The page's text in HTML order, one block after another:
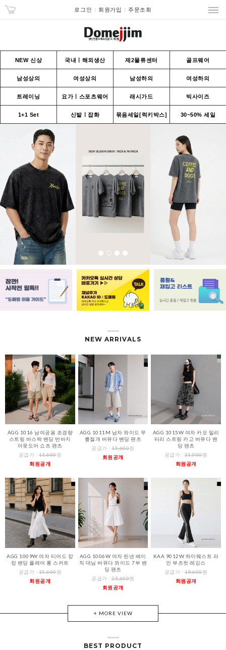
로그인 회원가입 주문조회
NEW 신상 국내ㅣ해외생산 제2물류센터 골프웨어
남성상의 여성상의 남성하의 여성하의
트레이닝 요가ㅣ스포츠웨어 래시가드 빅사이즈
1+1 Set 신발ㅣ잡화 묶음세일[럭키박스] 30~50% 세일
NEW ARRIVALS
AGG 1016 남여공용 초경량
스트링 바스락 밴딩 반바지
아웃도어 쇼츠 팬츠
공급가 :11,600원
회원공개
AGG 1011M 남자 와이드 무
릎절개 버뮤다 밴딩 팬츠
공급가 :15,600원
회원공개
AGG 1015W 여자 카모 밀리
터리 스트링 카고 버뮤다 밴
딩 팬츠
공급가 : 21,000원
회원공개
AGG 1009W 여자 티어드 캉
캉 밴딩 플레어 롱 스커트
공급가 :15,600원
회원공개
AGG 1006W 여자 린넨 베이
직 데님 버뮤다 와이드 7부 밴
딩 팬츠
공급가 :23,600원
회원공개
KAA 9012W 하이웨스트 라
인 부츠컷 레깅스
공급가 : 19,600원
회원공개
+ MORE VIEW
BEST PRODUCT